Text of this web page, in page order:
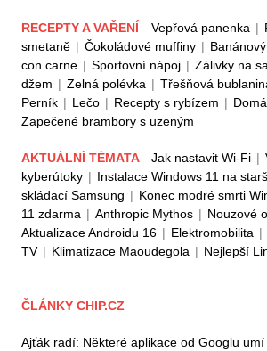
RECEPTY A VAŘENÍ Vepřová panenka |
smetaně | Čokoládové muffiny |
con carne | Sportovní nápoj | Zálivky na
džem | Zelná polévka | Třešňová
Perník | Lečo | Recepty s rybízem |
Zapečené brambory s uzeným
AKTUÁLNÍ TÉMATA Jak nastavit Wi-Fi |
kyberútoky | Instalace Windows 11 na
skládací Samsung | Konec modré smrti
11 zdarma | Anthropic Mythos | Nouzové
Aktualizace Androidu 16 | Elektromobilita |
TV | Klimatizace Maoudegola | Nejlepší
ČLÁNKY CHIP.CZ
Ajťák radí: Některé aplikace od Googlu